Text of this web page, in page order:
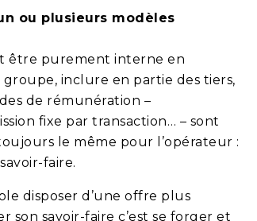
ou plusieurs modèles
être purement interne en
inclure en partie des tiers,
de rémunération –
fixe par transaction… – sont
le même pour l’opérateur :
faire.
disposer d’une offre plus
savoir-faire c’est se forger et